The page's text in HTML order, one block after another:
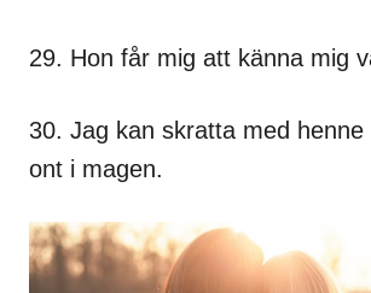
29. Hon får mig att känna mig
30. Jag kan skratta med henne
ont i magen.